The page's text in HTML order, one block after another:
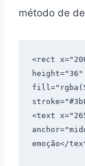
método de
<rect
<text
emoção</